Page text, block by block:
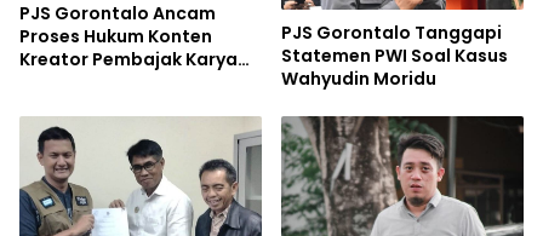
PJS Gorontalo Ancam
Proses Hukum Konten
Kreator Pembajak Karya
PJS Gorontalo Tanggapi
Statemen PWI Soal Kasus
Wahyudin Moridu